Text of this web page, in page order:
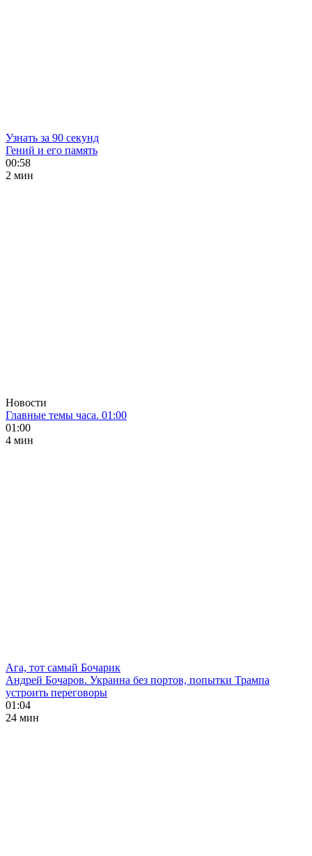
Узнать за 90 секунд
Гений и его память
00:58
2 мин
Новости
Главные темы часа. 01:00
01:00
4 мин
Ага, тот самый Бочарик
Андрей Бочаров. Украина без портов, попытки Трампа
устроить переговоры
01:04
24 мин